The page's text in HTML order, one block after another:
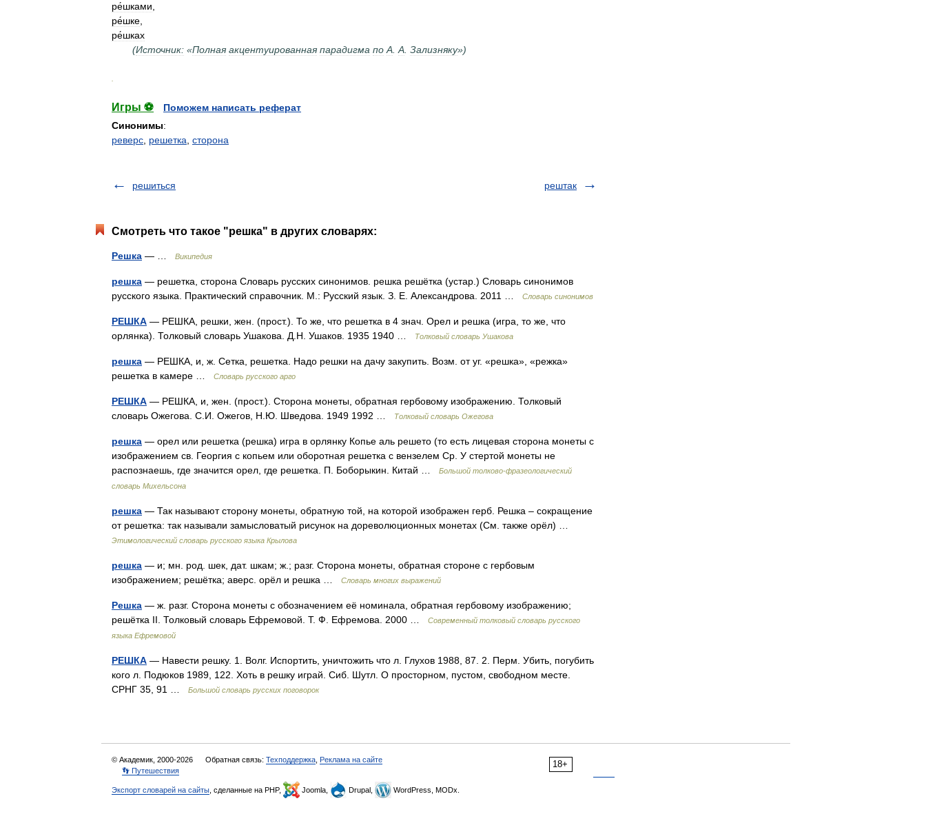
ре́шками
ре́шке
ре́шках
(Источник: «Полная акцентуированная парадигма по А А Зализняку»)
Игры ⚽
Поможем написать реферат
Синонимы:
реверс решетка сторона
решиться рештак
Смотреть что такое "решка" в других словарях:
Решка — … Википедия
решка — решетка, сторона Словарь русских синонимов. решка решётка (устар.) Словарь синонимов
русского языка. Практический справочник. М.: Русский язык. З. Е. Александрова. 2011 …
Словарь синонимов
РЕШКА — РЕШКА, решки, жен. (прост.). То же, что решетка в 4 знач. Орел и решка (игра, то же, что
орлянка). Толковый словарь Ушакова. Д.Н. Ушаков. 1935 1940 …
Толковый словарь Ушакова
решка — РЕШКА, и, ж. Сетка, решетка. Надо решки на дачу закупить. Возм. от уг. «решка», «режка»
решетка в камере …
Словарь русского арго
РЕШКА — РЕШКА, и, жен. (прост.). Сторона монеты, обратная гербовому изображению. Толковый
словарь Ожегова. С.И. Ожегов, Н.Ю. Шведова. 1949 1992 …
Толковый словарь Ожегова
решка — орел или решетка (решка) игра в орлянку Копье аль решето (то есть лицевая сторона монеты с
изображением св. Георгия с копьем или оборотная решетка с вензелем Ср. У стертой монеты не
распознаешь, где значится орел, где решетка. П. Боборыкин. Китай …
Большой толково-фразеологический
словарь Михельсона
решка — Так называют сторону монеты, обратную той, на которой изображен герб. Решка – сокращение
от решетка: так называли замысловатый рисунок на дореволюционных монетах (См. также орёл) …
Этимологический словарь русского языка Крылова
решка — и; мн. род. шек, дат. шкам; ж.; разг. Сторона монеты, обратная стороне с гербовым
изображением; решётка; аверс. орёл и решка …
Словарь многих выражений
Решка — ж. разг. Сторона монеты с обозначением её номинала, обратная гербовому изображению;
решётка II. Толковый словарь Ефремовой. Т. Ф. Ефремова. 2000 …
Современный толковый словарь русского
языка Ефремовой
РЕШКА — Навести решку. 1. Волг. Испортить, уничтожить что л. Глухов 1988, 87. 2. Перм. Убить, погубить
кого л. Подюков 1989, 122. Хоть в решку играй. Сиб. Шутл. О просторном, пустом, свободном месте.
СРНГ 35, 91 …
Большой словарь русских поговорок
18+
© Академик, 2000-2026 Обратная связь: Техподдержка Реклама на сайте
👣 Путешествия
Экспорт словарей на сайты , сделанные на PHP, Joomla, Drupal, WordPress, MODx.